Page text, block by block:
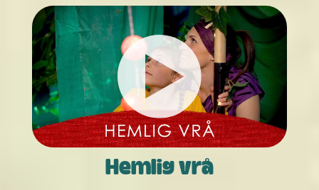
Hemlig vrå